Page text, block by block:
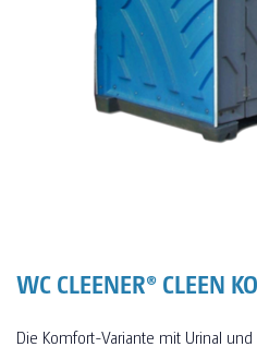
WC CLEENER® CLEEN
Die Komfort-Variante mit Urinal